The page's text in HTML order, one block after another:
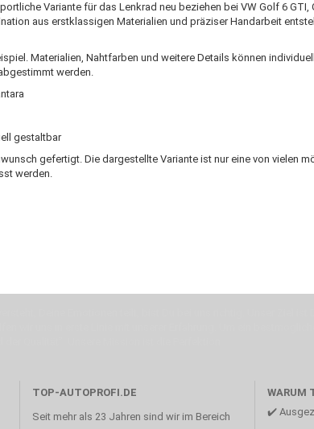
Variante für das Lenkrad neu beziehen bei VW Golf 6 GTI,
aus erstklassigen Materialien und präziser Handarbeit
Materialien, Nahtfarben und weitere Details können
werden.
gestaltbar
gefertigt. Die dargestellte Variante ist nur eine von vielen
werden.
wir uns in erste Linie mit unserer Erfahrung. Um ein
TOP-AUTOPROFI.DE
Seit mehr als 23 Jahren sind wir im Bereich
WARUM
✔️